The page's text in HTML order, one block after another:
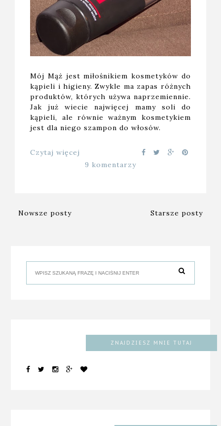
Mój Mąż jest miłośnikiem kosmetyków do
kąpieli i higieny. Zwykle ma zapas różnych
produktów, których używa naprzemiennie.
Jak już wiecie najwięcej mamy soli do
kąpieli, ale równie ważnym kosmetykiem
jest dla niego szampon do włosów.
Czytaj więcej
9 komentarzy
Nowsze posty Starsze posty
ZNAJDZIESZ MNIE TUTAJ